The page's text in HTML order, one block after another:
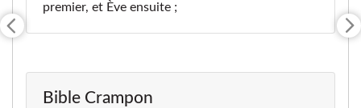
premier, et Ève ensuite ;
Bible Crampon